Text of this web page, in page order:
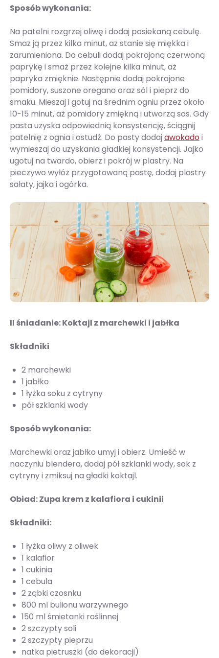
Sposób wykonania:
Na patelni rozgrzej oliwę i dodaj posiekaną cebulę.
Smaż ją przez kilka minut, aż stanie się miękka i
zarumieniona. Do cebuli dodaj pokrojoną czerwoną
paprykę i smaż przez kolejne kilka minut, aż
papryka zmięknie. Następnie dodaj pokrojone
pomidory, suszone oregano oraz sól i pieprz do
smaku. Mieszaj i gotuj na średnim ogniu przez około
10-15 minut, aż pomidory zmiękną i utworzą sos. Gdy
pasta uzyska odpowiednią konsystencję, ściągnij
patelnię z ognia i ostudź. Do pasty dodaj awokadoi
wymieszaj do uzyskania gładkiej konsystencji. Jajko
ugotuj na twardo, obierz i pokrój w plastry. Na
pieczywo wyłóż przygotowaną pastę, dodaj plastry
sałaty, jajka i ogórka.
II śniadanie: Koktajl z marchewki i jabłka
Składniki
2 marchewki
1 jabłko
1 łyżka soku z cytryny
pół szklanki wody
Sposób wykonania:
Marchewki oraz jabłko umyj i obierz. Umieść w
naczyniu blendera, dodaj pół szklanki wody, sok z
cytryny i zmiksuj na gładki koktajl.
Obiad: Zupa krem z kalafiora i cukinii
Składniki:
1 łyżka oliwy z oliwek
1 kalafior
1 cukinia
1 cebula
2 ząbki czosnku
800 ml bulionu warzywnego
150 ml śmietanki roślinnej
2 szczypty soli
2 szczypty pieprzu
natka pietruszki (do dekoracji)